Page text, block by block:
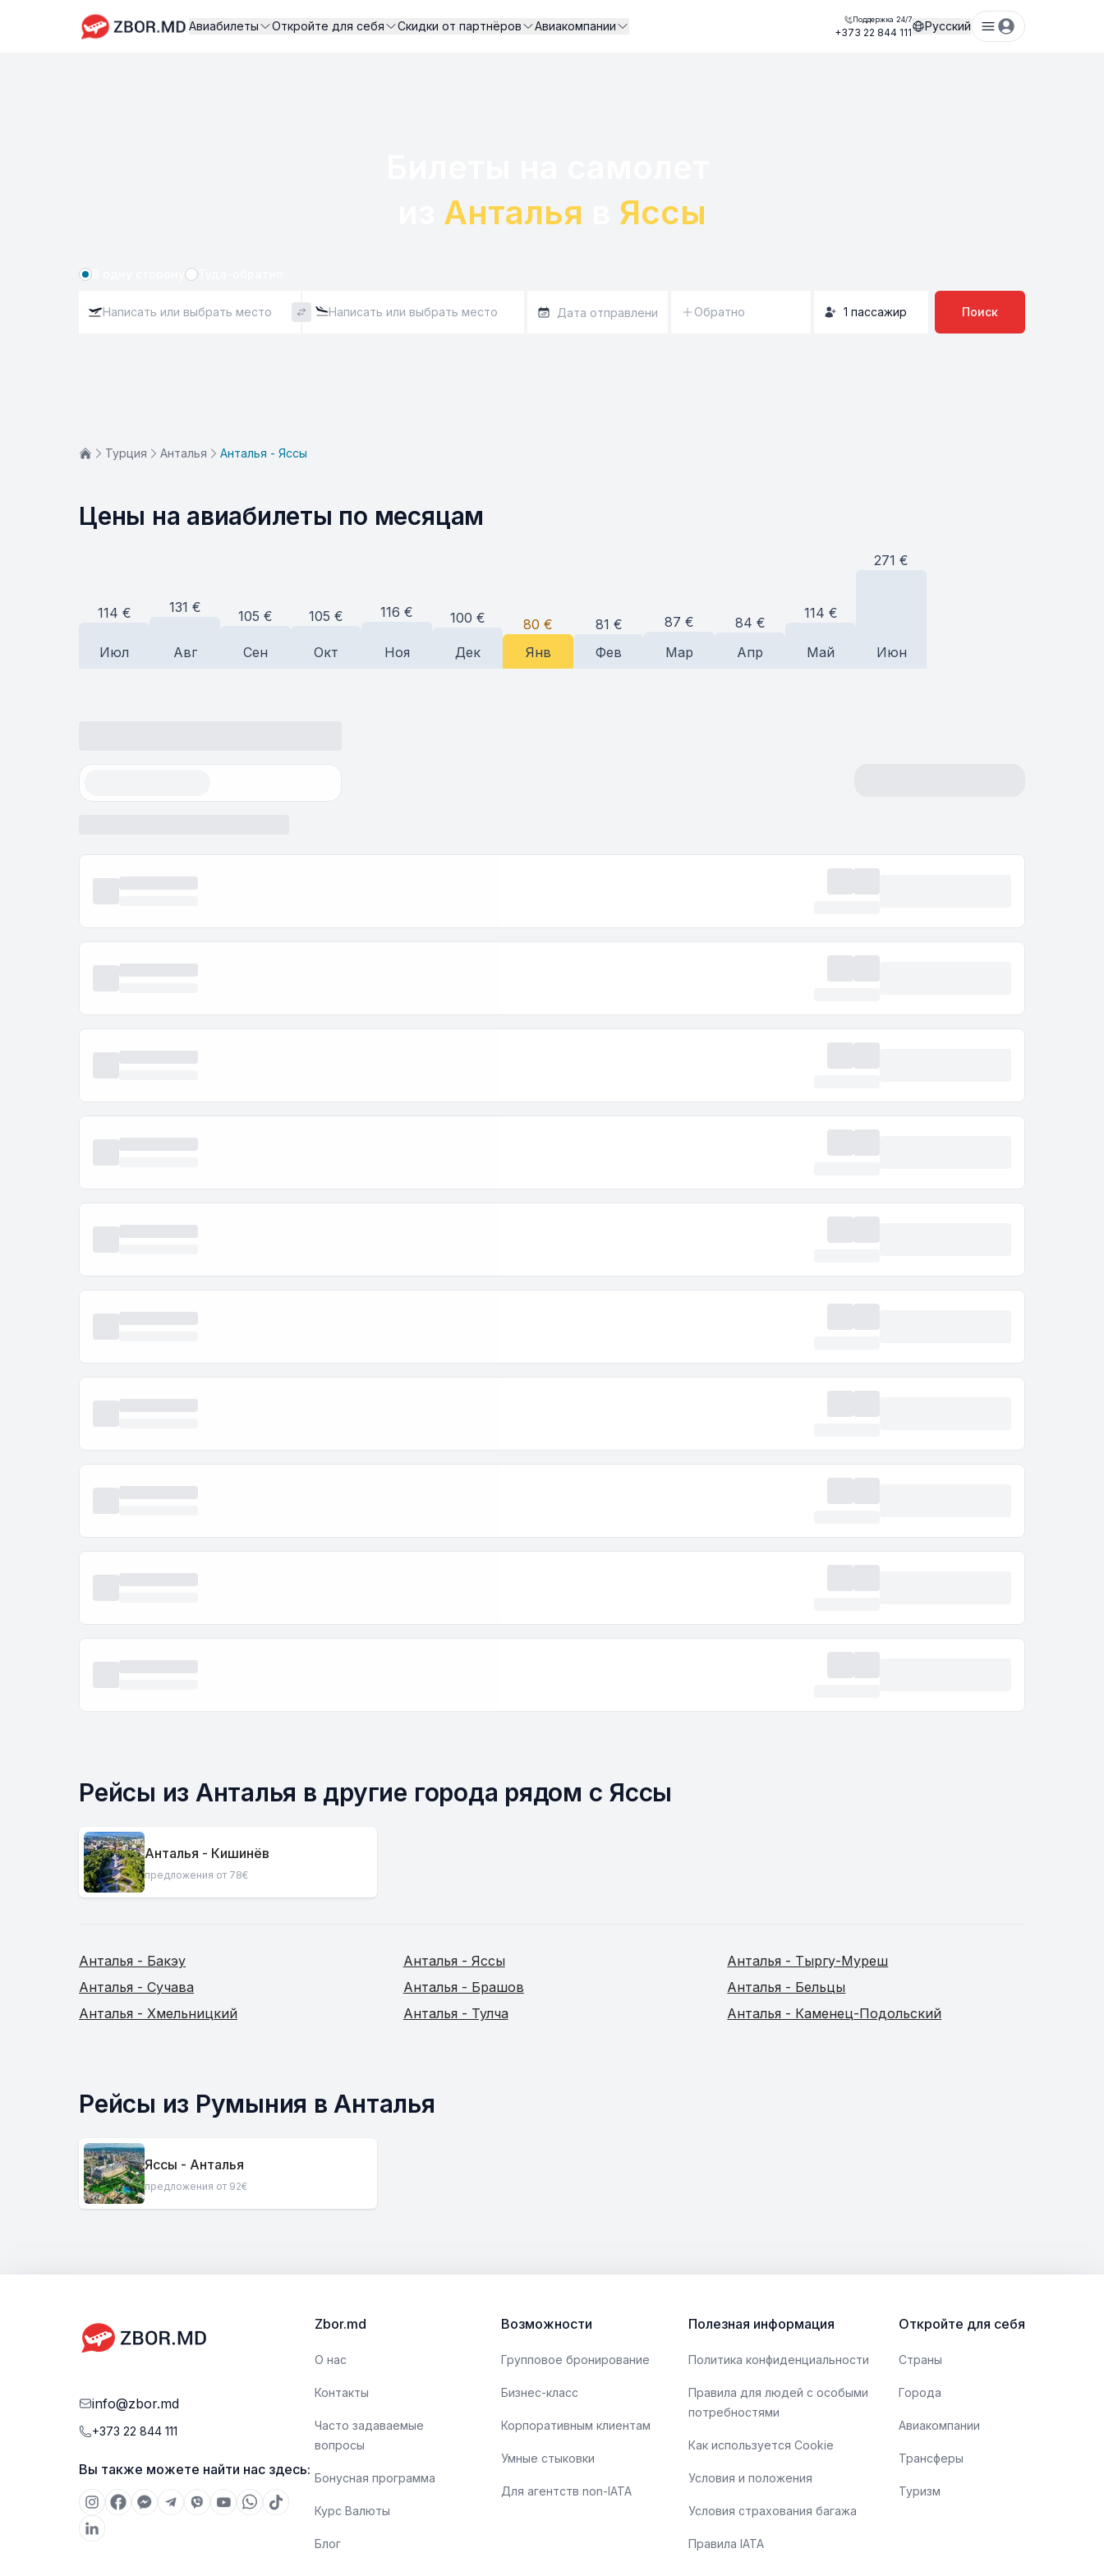
Авиабилеты Откройте для себя Скидки от партнёров Авиакомпании Поддержка 24/7
+373 22 844 111 Русский
Анталья Яссы
Обратно 1 пассажир Поиск
Турция Анталья Анталья - Яссы
Цены на авиабилеты по месяцам
114 €
Июл
131 €
Авг
105 €
Сен
105 €
Окт
116 €
Ноя
100 €
Дек
80 €
Янв
81 €
Фев
87 €
Мар
84 €
Апр
114 €
Май
271 €
Июн
Рейсы из Анталья в другие города рядом с Яссы
Анталья - Кишинёв
предложения от 78€
Анталья - Бакэу Анталья - Яссы
Анталья - Тыргу-Муреш
Анталья - Сучава
Анталья - Брашов
Анталья - Бельцы
Анталья - Хмельницкий
Анталья - Тулча Анталья - Каменец-Подольский
Рейсы из Румыния в Анталья
Яссы - Анталья
предложения от 92€
info@zbor.md
+373 22 844 111
Вы также можете найти нас здесь:
Zbor.md
О нас
Контакты
Часто задаваемые
вопросы
Бонусная программа
Курс Валюты
Блог
Возможности
Групповое бронирование
Бизнес-класс
Корпоративным клиентам
Умные стыковки
Для агентств non-IATA
Полезная информация
Политика конфиденциальности
Правила для людей с особыми
потребностями
Как используется Cookie
Условия и положения
Условия страхования багажа
Правила IATA
Откройте для себя
Страны
Города
Авиакомпании
Трансферы
Туризм